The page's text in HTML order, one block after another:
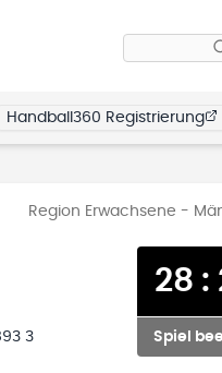
Handball360 Registrierung
Region Erwachsene -
3
28 :
Spiel